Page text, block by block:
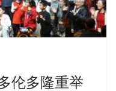
伦多隆重举